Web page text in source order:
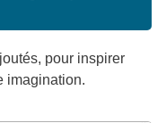
pour inspirer
imagination.